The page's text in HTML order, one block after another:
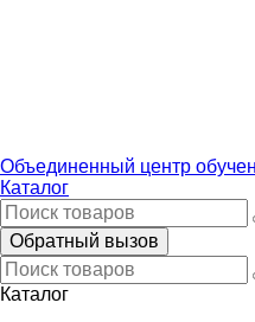
Объединенный центр
Каталог
Обратный вызов
Каталог